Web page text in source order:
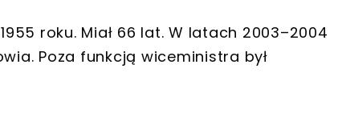
roku. Miał 66 lat. W latach 2003–2004
Poza funkcją wiceministra był